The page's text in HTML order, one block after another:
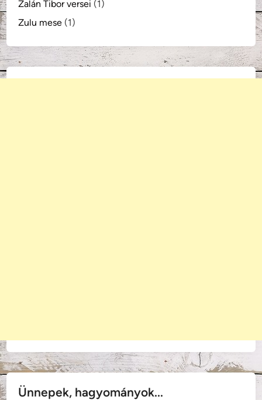
Zalán Tibor versei (1)
Zulu mese (1)
Ünnepek, hagyományok...